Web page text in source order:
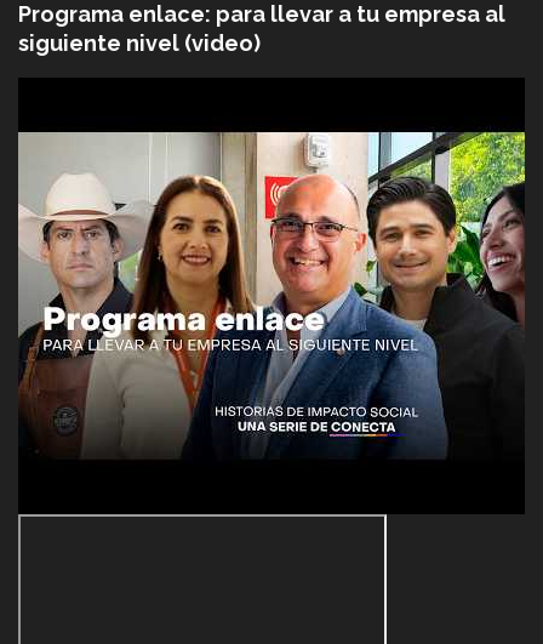
Programa enlace: para llevar a tu empresa al
siguiente nivel (video)